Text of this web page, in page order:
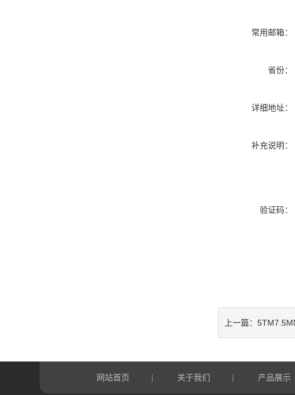
常用邮箱：
省份：
详细地址：
补充说明：
验证码：
上一篇：
网站首页 关于我们 产品展示